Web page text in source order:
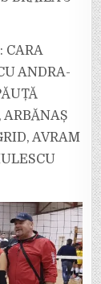
CARA
ANDRA-
AVRAM